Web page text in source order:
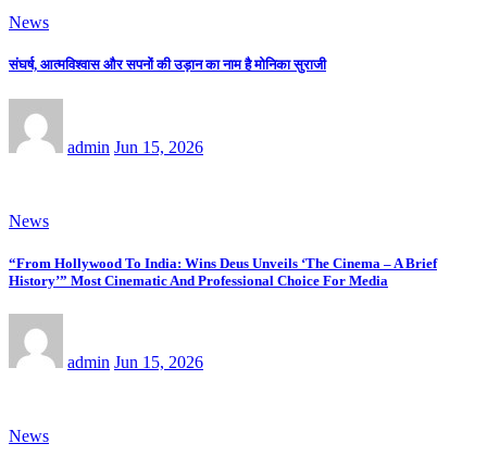
News
संघर्ष, आत्मविश्वास और सपनों की उड़ान का नाम है मोनिका सुराजी
admin Jun 15, 2026
News
“From Hollywood To India: Wins Deus Unveils ‘The Cinema – A Brief
History’” Most Cinematic And Professional Choice For Media
admin Jun 15, 2026
News